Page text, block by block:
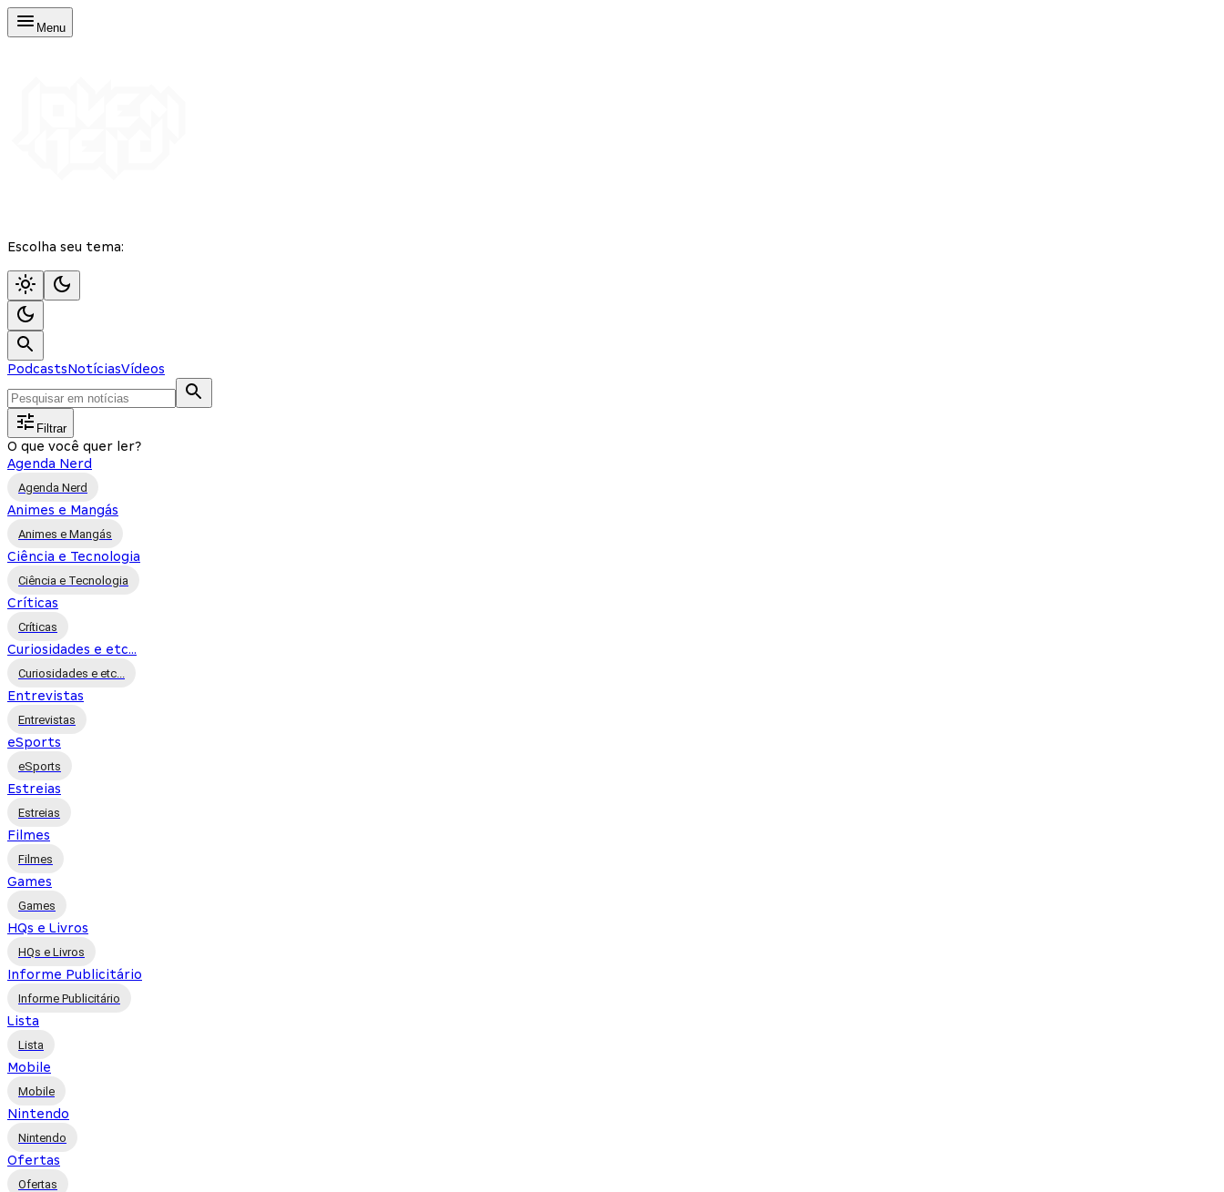
Menu
Escolha seu tema:
PodcastsNotíciasVídeos
Filtrar
O que você quer ler?
Agenda Nerd
Agenda Nerd
Animes e Mangás
Animes e Mangás
Ciência e Tecnologia
Ciência e Tecnologia
Críticas
Críticas
Curiosidades e etc...
Curiosidades e etc...
Entrevistas
Entrevistas
eSports
eSports
Estreias
Estreias
Filmes
Filmes
Games
Games
HQs e Livros
HQs e Livros
Informe Publicitário
Informe Publicitário
Lista
Lista
Mobile
Mobile
Nintendo
Nintendo
Ofertas
Ofertas